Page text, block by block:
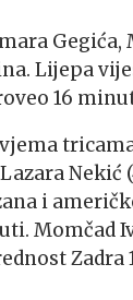
Gegića,
Lijepa
16
Nekić
i
Momčad
Zadra